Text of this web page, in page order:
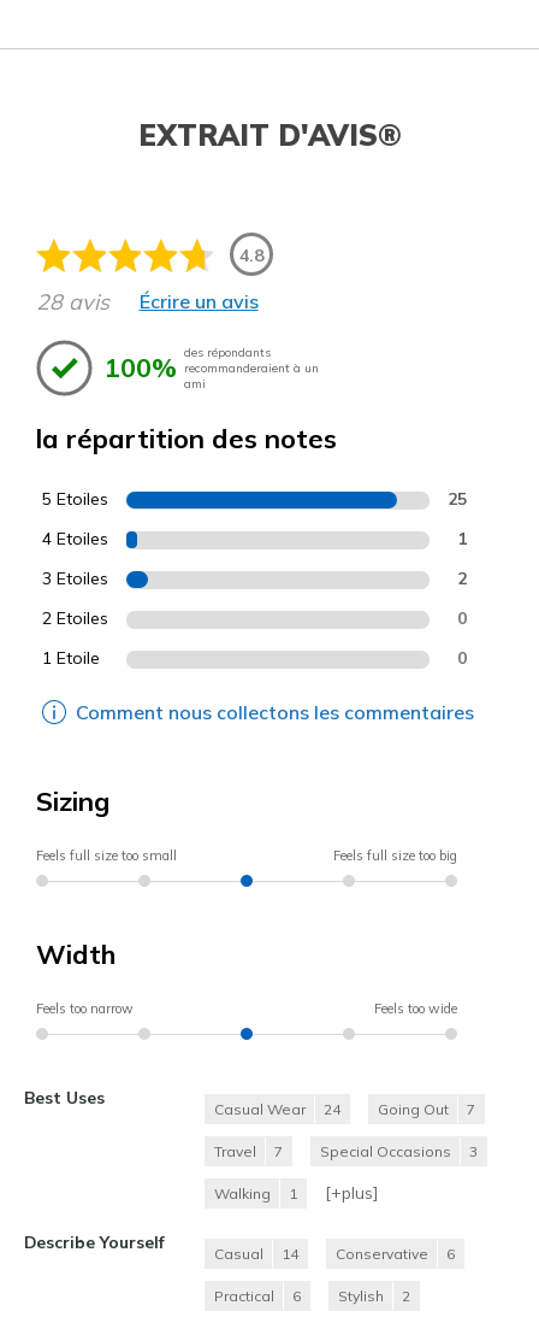
EXTRAIT D'AVIS®
4.8
28 avis Écrire un avis
100% des répondants
recommanderaient à un
ami
la répartition des notes
5 Etoiles 25
4 Etoiles 1
3 Etoiles 2
2 Etoiles 0
1 Etoile 0
Comment nous collectons les commentaires
Sizing
Feels full size too small Feels full size too big
Width
Feels too narrow Feels too wide
Best Uses
Casual Wear 24 Going Out 7
Travel 7 Special Occasions 3
Walking 1 [+plus]
Describe Yourself
Casual 14 Conservative 6
Practical 6 Stylish 2